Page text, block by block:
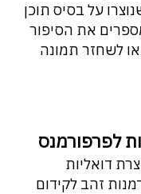
על בסיס תוכן
את הסיפור
לשחזר תמונה
לפרפורמנס
דואליות
זהב לקידום